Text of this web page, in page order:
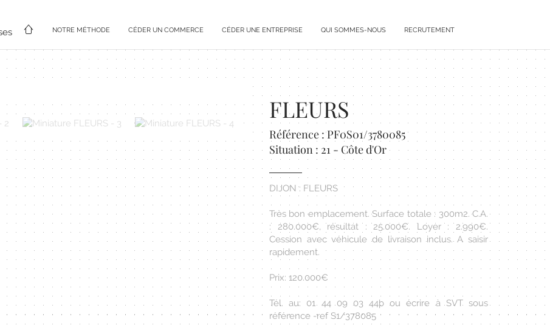
NOTRE MÉTHODE CÉDER UN COMMERCE CÉDER UNE ENTREPRISE QUI SOMMES-NOUS RECRUTEMENT
FLEURS
Référence : PF0S01/3780085
Situation : 21 - Côte d'Or
DIJON : FLEURS
Très bon emplacement. Surface totale : 300m2. C.A.
: 280.000€, résultat : 25.000€. Loyer : 2.990€.
Cession avec véhicule de livraison inclus. A saisir
rapidement.
Prix: 120.000€
Tél. au: 01 44 09 03 44þ ou écrire à SVT sous
référence -ref S1/378085